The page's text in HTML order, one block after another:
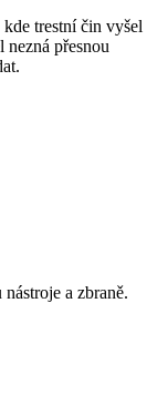
trestní čin vyšel
přesnou
a zbraně.